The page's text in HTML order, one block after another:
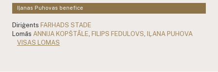
Iļanas Puhovas benefice
Diriģents FARHADS STADE
Lomās ANNIJA KOPŠTĀLE FILIPS FEDULOVS IĻANA PUHOVA
VISAS LOMAS